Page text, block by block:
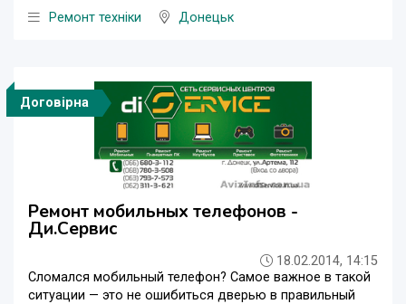
Ремонт техніки
Донецьк
Договірна
Ремонт мобильных телефонов -
Ди.Сервис
18.02.2014, 14:15
Сломался мобильный телефон? Самое важное в такой
ситуации — это не ошибиться дверью в правильный